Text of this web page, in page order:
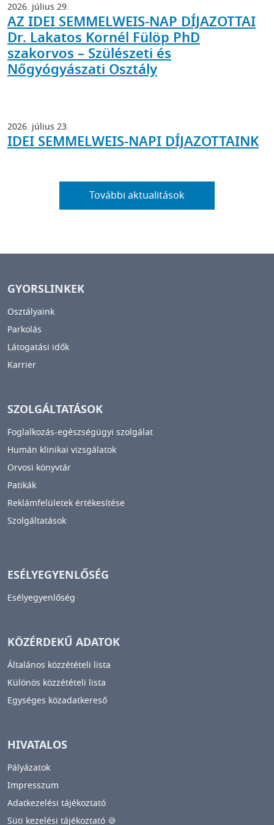
2026. július 29.
AZ IDEI SEMMELWEIS-NAP DÍJAZOTTAI
Dr. Lakatos Kornél Fülöp PhD
szakorvos – Szülészeti és
Nőgyógyászati Osztály
2026. július 23.
IDEI SEMMELWEIS-NAPI DÍJAZOTTAINK
További aktualitások
GYORSLINKEK
Osztályaink
Parkolás
Látogatási idők
Karrier
SZOLGÁLTATÁSOK
Foglalkozás-egészségügyi szolgálat
Humán klinikai vizsgálatok
Orvosi könyvtár
Patikák
Reklámfelületek értékesítése
Szolgáltatások
ESÉLYEGYENLŐSÉG
Esélyegyenlőség
KÖZÉRDEKŰ ADATOK
Általános közzétételi lista
Különös közzétételi lista
Egységes közadatkereső
HIVATALOS
Pályázatok
Impresszum
Adatkezelési tájékoztató
Süti kezelési tájékoztató 🍪